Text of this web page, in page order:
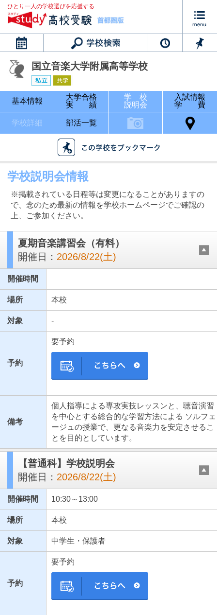
ひとり一人の学校選びを応援する
カレンダー
最近見た学校
国立音楽大学附属高等学校
ブックマークした学校
ブックマークした学校はありません
国立音楽大学附属高等学校
基本情報
大学合格
実 績
学 校
説明会
入試情報
学 費
学校詳細 部活一覧
学校説明会情報
※掲載されている日程等は変更になることがありますの
で、念のため最新の情報を学校ホームページでご確認の
上、ご参加ください。
夏期音楽講習会（有料）
開催日： 2026/8/22(土)
開催時間
場所 本校
対象 -
予約
要予約
備考
個人指導による専攻実技レッスンと、聴音演習
を中心とする総合的な学習方法による ソルフェ
ージュの授業で、更なる音楽力を安定させるこ
とを目的としています。
【普通科】学校説明会
開催日： 2026/8/22(土)
開催時間 10:30～13:00
場所 本校
対象 中学生・保護者
予約
要予約